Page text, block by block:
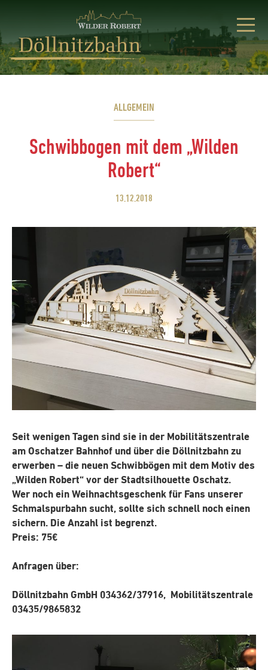
ALLGEMEIN
Schwibbogen mit dem „Wilden
Robert“
13.12.2018
Seit wenigen Tagen sind sie in der Mobilitätszentrale
am Oschatzer Bahnhof und über die Döllnitzbahn zu
erwerben – die neuen Schwibbögen mit dem Motiv des
„Wilden Robert“ vor der Stadtsilhouette Oschatz.
Wer noch ein Weihnachtsgeschenk für Fans unserer
Schmalspurbahn sucht, sollte sich schnell noch einen
sichern. Die Anzahl ist begrenzt.
Preis: 75€
Anfragen über:
Döllnitzbahn GmbH 034362/37916,
Mobilitätszentrale
03435/9865832